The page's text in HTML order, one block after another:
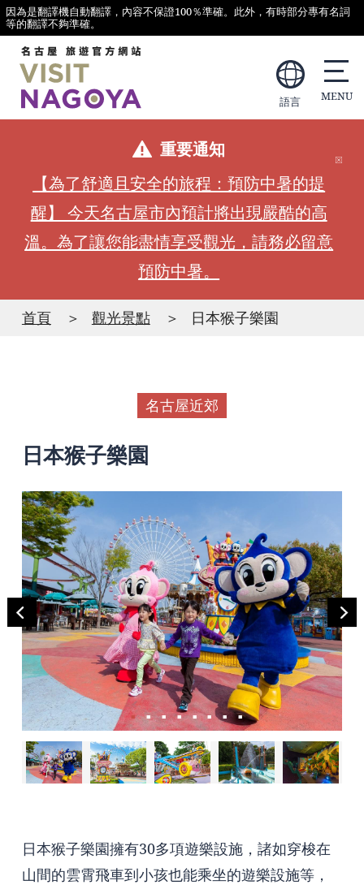
因為是翻譯機自動翻譯，內容不保證100％準確。此外，有時部分專有名詞
等的翻譯不夠準確。
語言
重要通知
【為了舒適且安全的旅程：預防中暑的提
醒】 今天名古屋市內預計將出現嚴酷的高
溫。為了讓您能盡情享受觀光，請務必留意
預防中暑。
首頁 觀光景點 日本猴子樂園
名古屋近郊
日本猴子樂園
日本猴子樂園擁有30多項遊樂設施，諸如穿梭在
山間的雲霄飛車到小孩也能乘坐的遊樂設施等，